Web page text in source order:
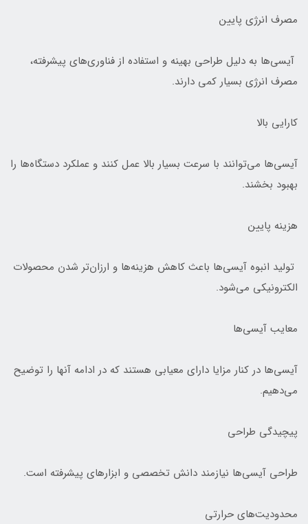
مصرف انرژی پایین
آیسی‌ها به دلیل طراحی بهینه و استفاده از فناوری‌های پیشرفته،
مصرف انرژی بسیار کمی دارند.
کارایی بالا
آیسی‌ها می‌توانند با سرعت بسیار بالا عمل کنند و عملکرد دستگاه‌ها را
بهبود بخشند.
هزینه پایین
تولید انبوه آیسی‌ها باعث کاهش هزینه‌ها و ارزان‌تر شدن محصولات
الکترونیکی می‌شود.
معایب آیسی‌ها
آیسی‌ها در کنار مزایا دارای معیابی هستند که در ادامه آنها را توضیح
می‌دهیم.
پیچیدگی طراحی
طراحی آیسی‌ها نیازمند دانش تخصصی و ابزارهای پیشرفته است.
محدودیت‌های حرارتی